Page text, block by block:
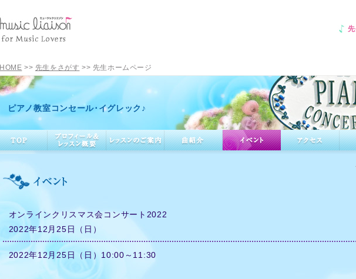
HOME >> 先生をさがす >> 先生ホームページ
ピアノ教室コンセール･イグレック♪
オンラインクリスマス会コンサート2022
2022年12月25日（日）
2022年12月25日（日）10:00～11:30